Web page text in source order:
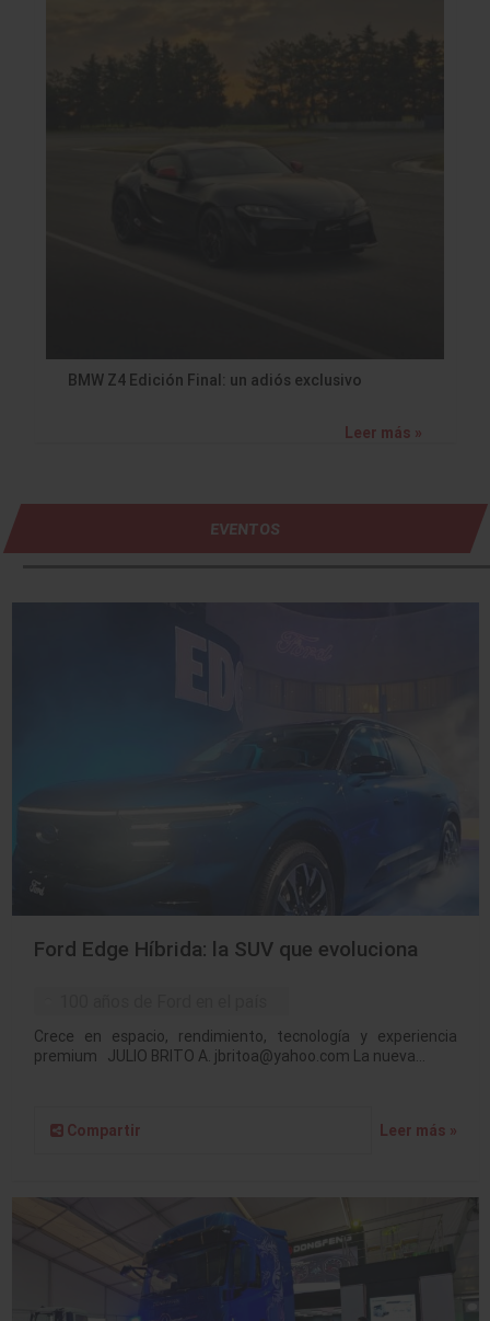
BMW Z4 Edición Final: un adiós exclusivo
Leer más »
EVENTOS
Ford Edge Híbrida: la SUV que evoluciona
Crece en espacio, rendimiento, tecnología y experiencia
premium JULIO BRITO A. jbritoa@yahoo.com La nueva…
Compartir Leer más »